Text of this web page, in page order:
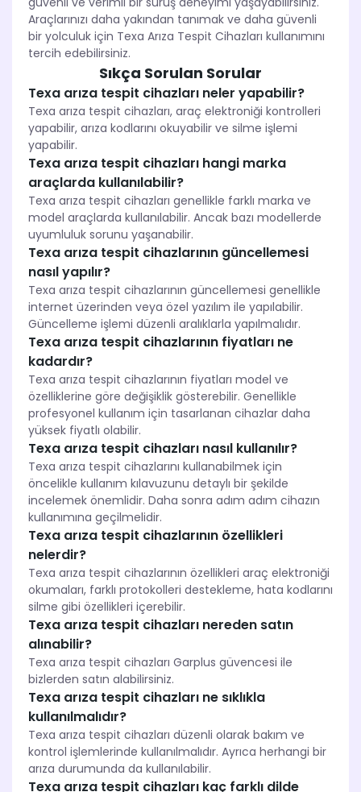
Araçlarınızı daha yakından tanımak ve daha güvenli
bir yolculuk için Texa Arıza Tespit Cihazları kullanımını
tercih edebilirsiniz.
Sıkça Sorulan Sorular
Texa arıza tespit cihazları neler yapabilir?
Texa arıza tespit cihazları, araç elektroniği kontrolleri
yapabilir, arıza kodlarını okuyabilir ve silme işlemi
yapabilir.
Texa arıza tespit cihazları hangi marka
araçlarda kullanılabilir?
Texa arıza tespit cihazları genellikle farklı marka ve
model araçlarda kullanılabilir. Ancak bazı modellerde
uyumluluk sorunu yaşanabilir.
Texa arıza tespit cihazlarının güncellemesi
nasıl yapılır?
Texa arıza tespit cihazlarının güncellemesi genellikle
internet üzerinden veya özel yazılım ile yapılabilir.
Güncelleme işlemi düzenli aralıklarla yapılmalıdır.
Texa arıza tespit cihazlarının fiyatları ne
kadardır?
Texa arıza tespit cihazlarının fiyatları model ve
özelliklerine göre değişiklik gösterebilir. Genellikle
profesyonel kullanım için tasarlanan cihazlar daha
yüksek fiyatlı olabilir.
Texa arıza tespit cihazları nasıl kullanılır?
Texa arıza tespit cihazlarını kullanabilmek için
öncelikle kullanım kılavuzunu detaylı bir şekilde
incelemek önemlidir. Daha sonra adım adım cihazın
kullanımına geçilmelidir.
Texa arıza tespit cihazlarının özellikleri
nelerdir?
Texa arıza tespit cihazlarının özellikleri araç elektroniği
okumaları, farklı protokolleri destekleme, hata kodlarını
silme gibi özellikleri içerebilir.
Texa arıza tespit cihazları nereden satın
alınabilir?
Texa arıza tespit cihazları Garplus güvencesi ile
bizlerden satın alabilirsiniz.
Texa arıza tespit cihazları ne sıklıkla
kullanılmalıdır?
Texa arıza tespit cihazları düzenli olarak bakım ve
kontrol işlemlerinde kullanılmalıdır. Ayrıca herhangi bir
arıza durumunda da kullanılabilir.
Texa arıza tespit cihazları kaç farklı dilde